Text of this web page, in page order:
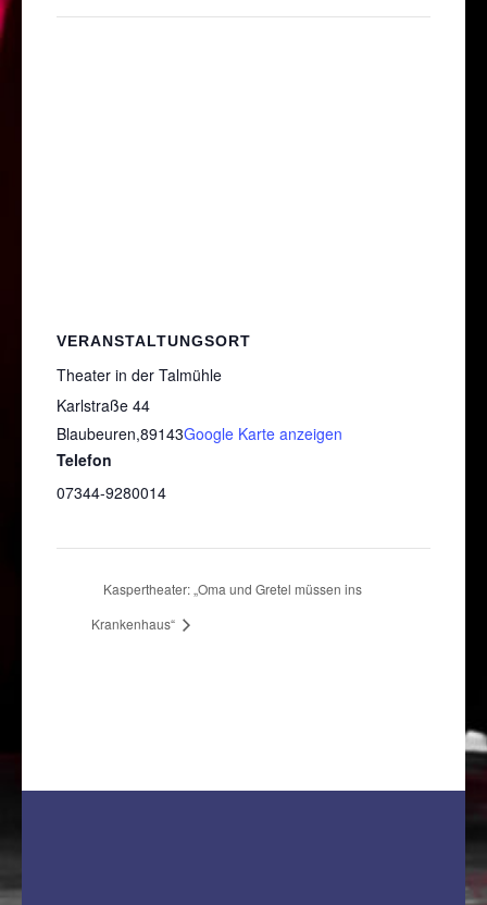
VERANSTALTUNGSORT
Theater in der Talmühle
Karlstraße 44
Blaubeuren,89143Google Karte anzeigen
Telefon
07344-9280014
Kaspertheater: „Oma und Gretel müssen ins
Krankenhaus“